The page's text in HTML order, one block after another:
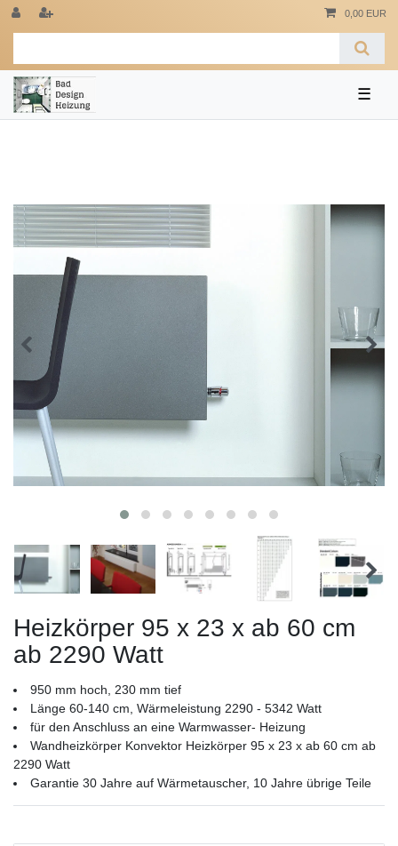
0,00 EUR
☰
Heizkörper 95 x 23 x ab 60 cm
ab 2290 Watt
950 mm hoch, 230 mm tief
Länge 60-140 cm, Wärmeleistung 2290 - 5342 Watt
für den Anschluss an eine Warmwasser- Heizung
Wandheizkörper Konvektor Heizkörper 95 x 23 x ab 60 cm ab
2290 Watt
Garantie 30 Jahre auf Wärmetauscher, 10 Jahre übrige Teile